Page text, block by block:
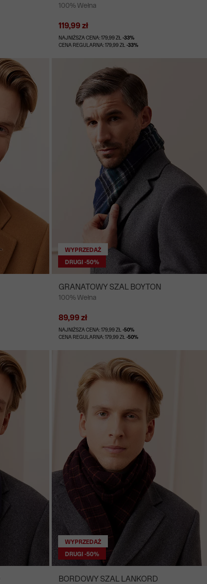
100% Wełna
119,99 zł
NAJNIŻSZA CENA: 179,99 ZŁ -33%
CENA REGULARNA: 179,99 ZŁ -33%
WYPRZEDAŻ
DRUGI -50%
GRANATOWY SZAL BOYTON
100% Wełna
89,99 zł
NAJNIŻSZA CENA: 179,99 ZŁ -50%
CENA REGULARNA: 179,99 ZŁ -50%
WYPRZEDAŻ
DRUGI -50%
BORDOWY SZAL LANKORD